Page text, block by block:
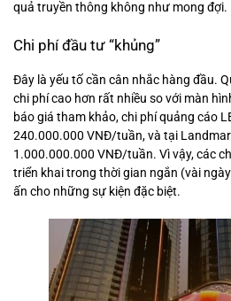
quả truyền thông không như mong đợi.
Chi phí đầu tư “khủng”
Đây là yếu tố cần cân nhắc hàng đầu.
chi phí cao hơn rất nhiều so với màn
báo giá tham khảo, chi phí quảng cáo
240.000.000 VNĐ/tuần, và tại
1.000.000.000 VNĐ/tuần. Vì vậy, các
triển khai trong thời gian ngắn (vài
ấn cho những sự kiện đặc biệt.